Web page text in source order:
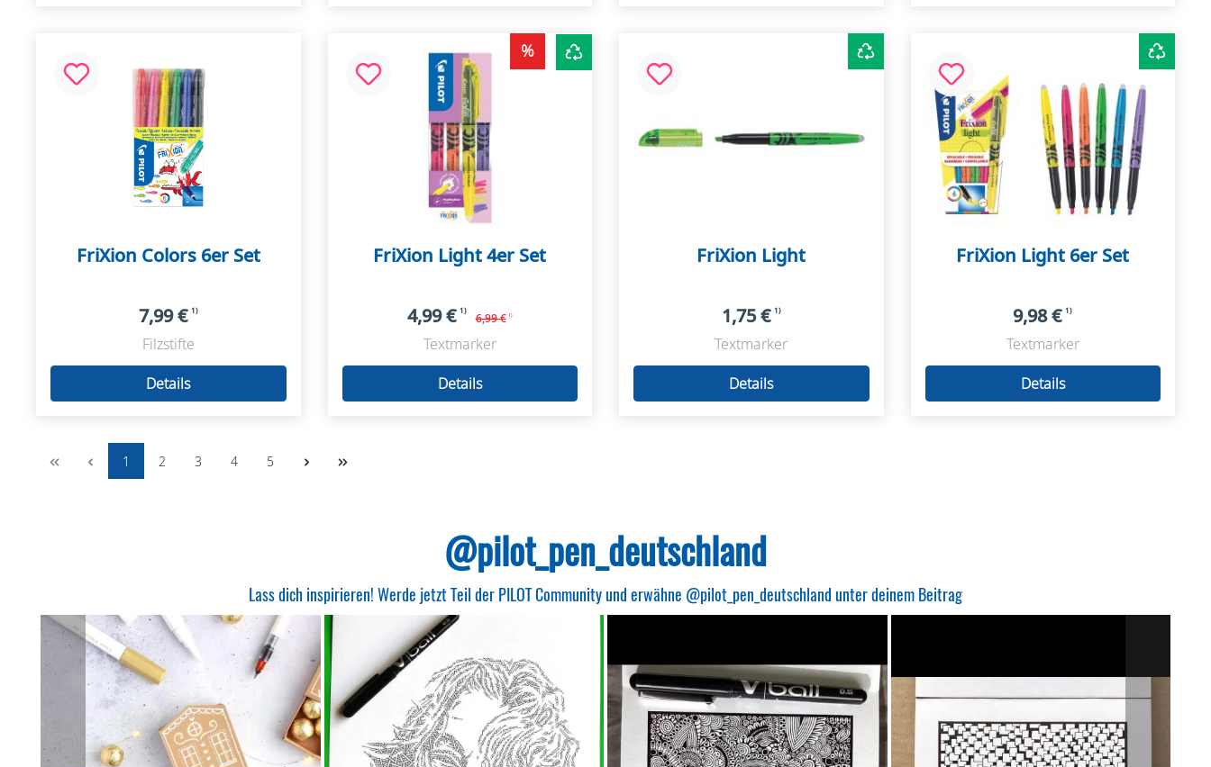
FriXion Colors 6er Set
7,99 € 1)
Filzstifte
Details
%
FriXion Light 4er Set
4,99 € 1)
6,99 € 1)
Textmarker
Details
FriXion Light
1,75 € 1)
Textmarker
Details
FriXion Light 6er Set
9,98 € 1)
Textmarker
Details
1 2 3 4 5
@pilot_pen_deutschland
Lass dich inspirieren! Werde jetzt Teil der PILOT Community und erwähne @pilot_pen_deutschland unter deinem Beitrag